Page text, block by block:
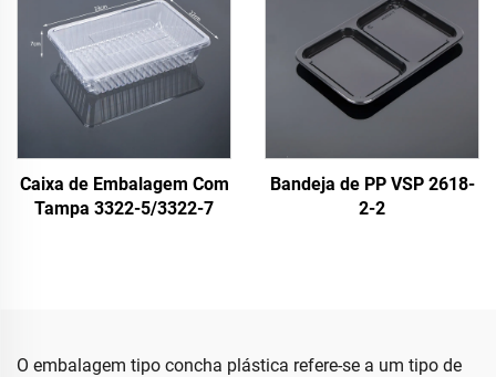
Caixa de Embalagem Com
Tampa 3322-5/3322-7
Bandeja de PP VSP 2618-
2-2
O embalagem tipo concha plástica refere-se a um tipo de